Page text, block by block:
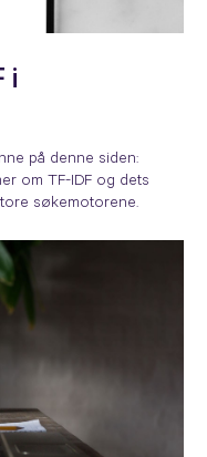
i
på denne siden:
om TF-IDF og dets
søkemotorene.